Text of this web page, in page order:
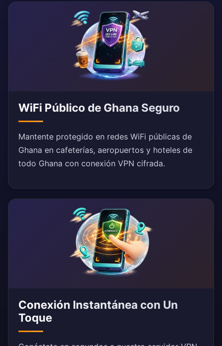
WiFi Público de Ghana Seguro
Mantente protegido en redes WiFi públicas de
Ghana en cafeterías, aeropuertos y hoteles de
todo Ghana con conexión VPN cifrada.
Conexión Instantánea con Un
Toque